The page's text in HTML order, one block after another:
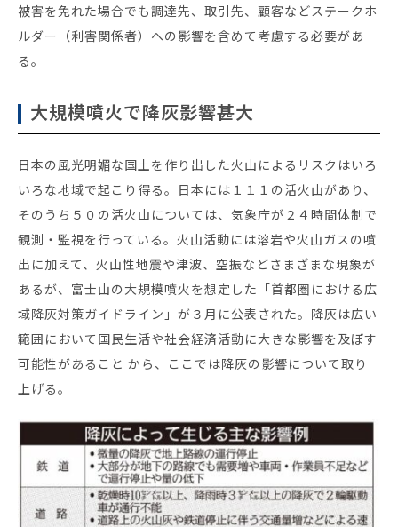
被害を免れた場合でも調達先、取引先、顧客などステークホ
ルダー（利害関係者）への影響を含めて考慮する必要があ
る。
大規模噴火で降灰影響甚大
日本の風光明媚な国土を作り出した火山によるリスクはいろ
いろな地域で起こり得る。日本には１１１の活火山があり、
そのうち５０の活火山については、気象庁が２４時間体制で
観測・監視を行っている。火山活動には溶岩や火山ガスの噴
出に加えて、火山性地震や津波、空振などさまざまな現象が
あるが、富士山の大規模噴火を想定した「首都圏における広
域降灰対策ガイドライン」が３月に公表された。降灰は広い
範囲において国民生活や社会経済活動に大きな影響を及ぼす
可能性があること から、ここでは降灰の影響について取り
上げる。